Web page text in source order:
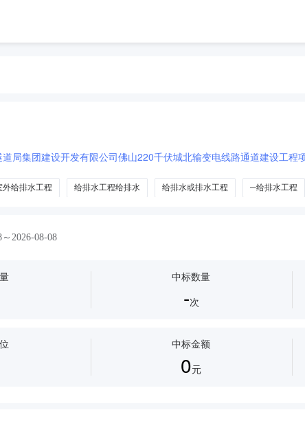
道局集团建设开发有限公司佛山220千伏城北输变电线路通道建设工程
给排水工程 给排水工程给排水 给排水或排水工程 ─给排水工程
2026-08-08
中标数量
-次
中标金额
0元